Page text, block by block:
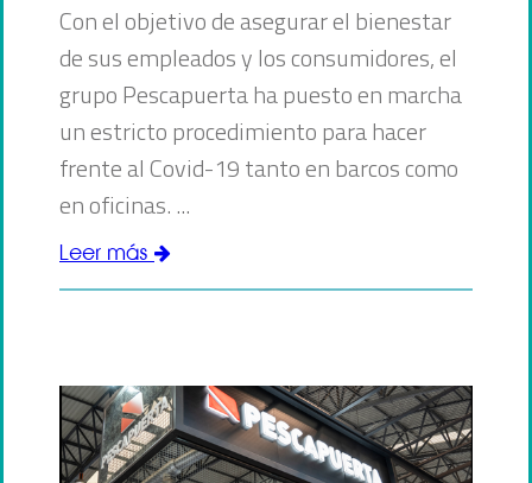
Con el objetivo de asegurar el bienestar
de sus empleados y los consumidores, el
grupo Pescapuerta ha puesto en marcha
un estricto procedimiento para hacer
frente al Covid-19 tanto en barcos como
en oficinas. ...
Leer más